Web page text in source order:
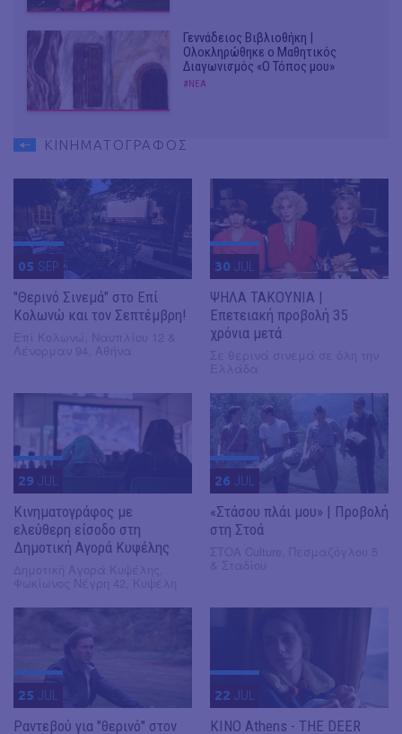
Γεννάδειος Βιβλιοθήκη |
Ολοκληρώθηκε ο Μαθητικός
Διαγωνισμός «Ο Τόπος μου»
#ΝΕΑ
ΚΙΝΗΜΑΤΟΓΡΑΦΟΣ
05 SEP
"Θερινό Σινεμά" στο Επί
Κολωνώ και τον Σεπτέμβρη!
30 JUL
ΨΗΛΑ ΤΑΚΟΥΝΙΑ |
Επετειακή προβολή 35
χρόνια μετά
29 JUL
Κινηματογράφος με
ελεύθερη είσοδο στη
Δημοτική Αγορά Κυψέλης
26 JUL
«Στάσου πλάι μου» | Προβολή
στη Στοά
25 JUL
Ραντεβού για "θερινό" στον
22 JUL
KINO Athens - THE DEER